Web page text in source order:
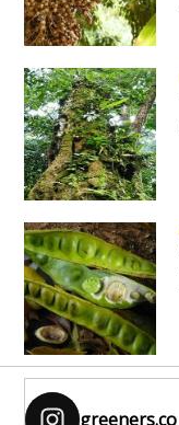
greeners.co